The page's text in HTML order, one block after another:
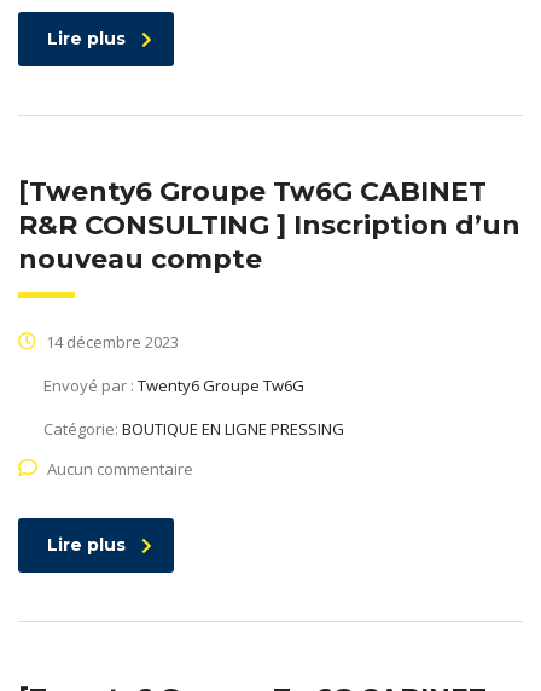
Lire plus
[Twenty6 Groupe Tw6G CABINET
R&R CONSULTING ] Inscription d’un
nouveau compte
14 décembre 2023
Envoyé par : Twenty6 Groupe Tw6G
Catégorie: BOUTIQUE EN LIGNE PRESSING
Aucun commentaire
Lire plus